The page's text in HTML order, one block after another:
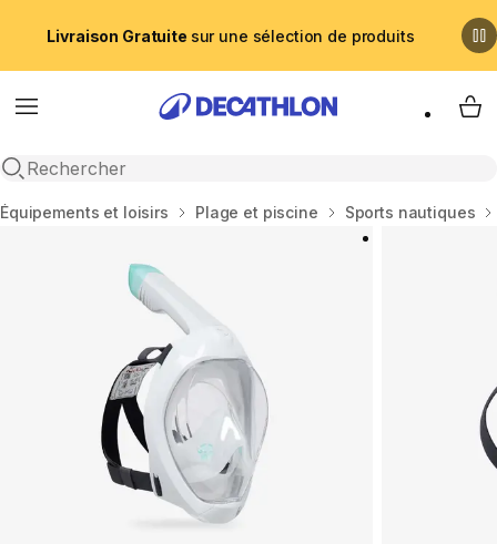
Livraison Gratuite sur une sélection de produits
Menu
Recherche ouverte
My
Accueil
Équipements et loisirs Plage et piscine Sports nautiques